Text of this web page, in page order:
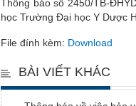
Thông báo số 2450/TB-
học Trường Đại học Y Dược
File đính kèm: Download
BÀI VIẾT KHÁC